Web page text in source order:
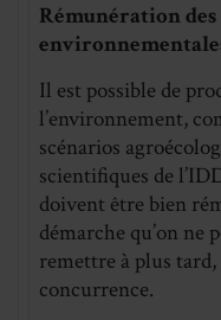
Rémunération
Il est possible de
l’environnement,
scénarios
scientifiques de
doivent être bien
démarche qu’on ne
remettre à plus
concurrence.